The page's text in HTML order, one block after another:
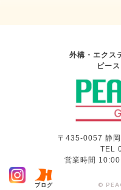
外構・エクス
ピー
〒435-0057 静
TEL
営業時間
©
ブログ